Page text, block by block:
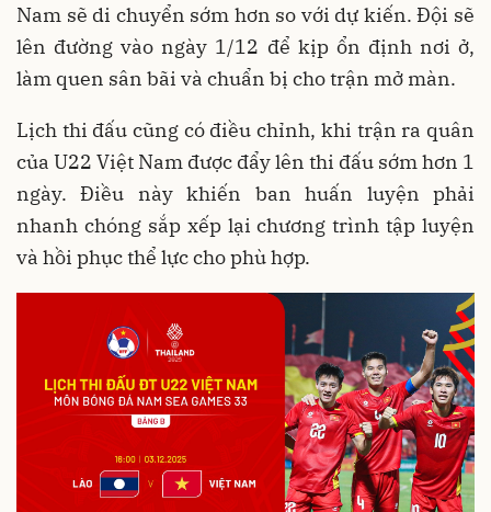
Nam sẽ di chuyển sớm hơn so với dự kiến. Đội sẽ
lên đường vào ngày 1/12 để kịp ổn định nơi ở,
làm quen sân bãi và chuẩn bị cho trận mở màn.
Lịch thi đấu cũng có điều chỉnh, khi trận ra quân
của U22 Việt Nam được đẩy lên thi đấu sớm hơn 1
ngày. Điều này khiến ban huấn luyện phải
nhanh chóng sắp xếp lại chương trình tập luyện
và hồi phục thể lực cho phù hợp.